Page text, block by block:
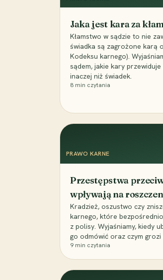
Jaka jest kara za
Kłamstwo w sądzie to nie
świadka są zagrożone karą
Kodeksu karnego).
sądem, jakie kary
inaczej niż świadek.
8 min czytania
PRAWO KARNE
Przestępstwa
wpływają na
Kradzież, oszustwo czy
karnego, które
z polisy. Wyjaśniamy, kiedy
go odmówić oraz czym
9 min czytania